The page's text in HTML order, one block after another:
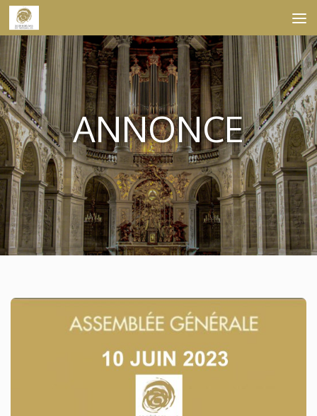
Skip to content
ANNONCE